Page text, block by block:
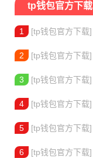
tp钱包官方下载
1 [tp钱包官方下载]
2 [tp钱包官方下载]
3 [tp钱包官方下载]
4 [tp钱包官方下载]
5 [tp钱包官方下载]
6 [tp钱包官方下载]